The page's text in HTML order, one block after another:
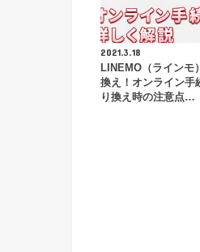
2021.3.18
LINEMO（ラインモ
換え！オンライン手
り換え時の注意点…